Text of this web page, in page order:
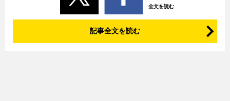
全文を読む
記事全文を読む